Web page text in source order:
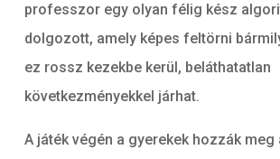
professzor egy olyan félig kész
dolgozott, amely képes feltörni
ez rossz kezekbe kerül, beláthatatlan
következményekkel járhat.
A játék végén a gyerekek hozzák meg